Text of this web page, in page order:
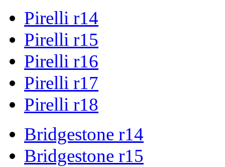
Pirelli r14
Pirelli r15
Pirelli r16
Pirelli r17
Pirelli r18
Bridgestone r14
Bridgestone r15